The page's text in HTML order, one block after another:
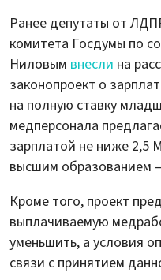
Ранее депутаты от
комитета Госдумы по
Ниловым внесли на
законопроект о
на полную ставку
медперсонала
зарплатой не ниже 2,5
высшим образованием
Кроме того, проект
выплачиваемую
уменьшить, а условия
связи с принятием